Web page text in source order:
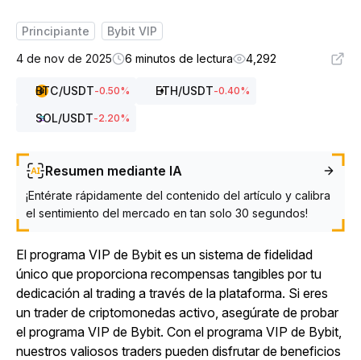
Principiante
Bybit VIP
4 de nov de 2025
6 minutos de lectura 4,292
BTC/USDT-0.50% ETH/USDT-0.40%
SOL/USDT-2.20%
Resumen mediante IA
¡Entérate rápidamente del contenido del artículo y calibra
el sentimiento del mercado en tan solo 30 segundos!
El programa VIP de Bybit es un sistema de fidelidad
único que proporciona recompensas tangibles por tu
dedicación al trading a través de la plataforma. Si eres
un trader de criptomonedas activo, asegúrate de probar
el programa VIP de Bybit. Con el programa VIP de Bybit,
nuestros valiosos traders pueden disfrutar de beneficios